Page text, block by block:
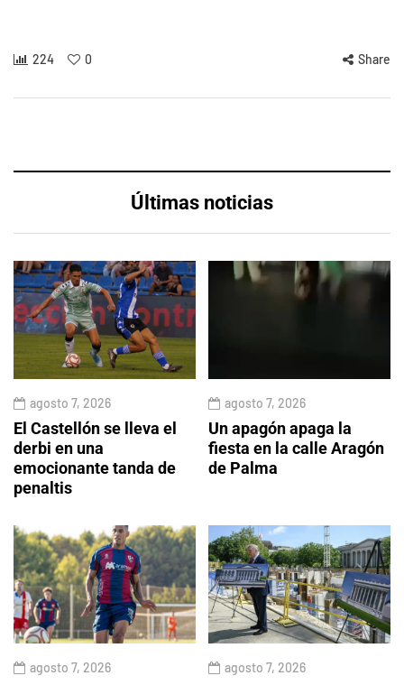
224 0 Share
Últimas noticias
agosto 7, 2026
El Castellón se lleva el
derbi en una
emocionante tanda de
penaltis
agosto 7, 2026
Un apagón apaga la
fiesta en la calle Aragón
de Palma
agosto 7, 2026 agosto 7, 2026